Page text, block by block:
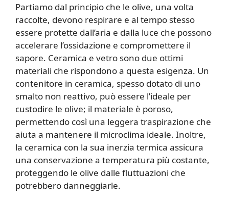
Partiamo dal principio che le olive, una volta
raccolte, devono respirare e al tempo stesso
essere protette dall’aria e dalla luce che possono
accelerare l’ossidazione e compromettere il
sapore. Ceramica e vetro sono due ottimi
materiali che rispondono a questa esigenza. Un
contenitore in ceramica, spesso dotato di uno
smalto non reattivo, può essere l’ideale per
custodire le olive; il materiale è poroso,
permettendo così una leggera traspirazione che
aiuta a mantenere il microclima ideale. Inoltre,
la ceramica con la sua inerzia termica assicura
una conservazione a temperatura più costante,
proteggendo le olive dalle fluttuazioni che
potrebbero danneggiarle.